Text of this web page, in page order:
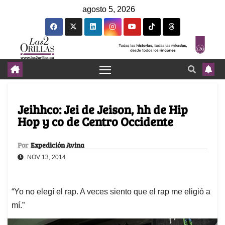
agosto 5, 2026
Jeihhco: Jei de Jeison, hh de Hip
Hop y co de Centro Occidente
Por Expedición Avina
NOV 13, 2014
“Yo no elegí el rap. A veces siento que el rap me eligió a
mí.”